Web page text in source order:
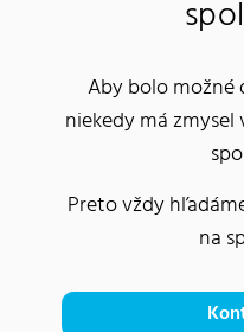
Aby bolo
niekedy má
Preto vždy
na